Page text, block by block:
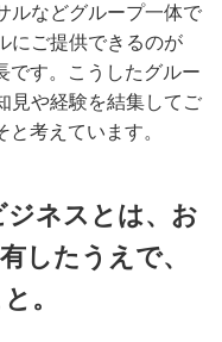
ルなどグループ一体で
にご提供できるのが
です。こうしたグルー
見や経験を結集してご
考えています。
ネスとは、お
したうえで、
。